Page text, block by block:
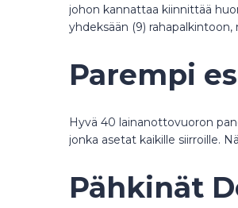
johon kannattaa kiinnittää
yhdeksään (9)
Parempi
Hyvä 40 lainanottovuoron
jonka asetat kaikille siirroille.
Pähkinät